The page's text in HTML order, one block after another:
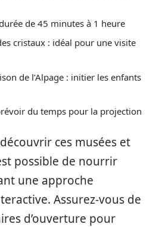
de 45 minutes à 1 heure
cristaux : idéal pour une visite
de l’Alpage : initier les enfants
du temps pour la projection
ces musées et
possible de nourrir
une approche
Assurez-vous de
d’ouverture pour